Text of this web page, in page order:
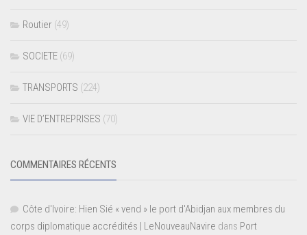
Routier (49)
SOCIETE (69)
TRANSPORTS (224)
VIE D’ENTREPRISES (70)
COMMENTAIRES RÉCENTS
Côte d'Ivoire: Hien Sié « vend » le port d'Abidjan aux membres du
corps diplomatique accrédités | LeNouveauNavire dans Port